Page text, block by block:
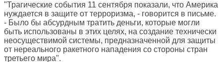
"Трагические события 11 сентября показали, что Америка
нуждается в защите от терроризма, - говорится в письме.
- Было бы абсурдным тратить деньги, которые могли
быть использованы в этих целях, на создание технически
неосуществимой системы, предназначенной для защиты
от нереального ракетного нападения со стороны стран
третьего мира".